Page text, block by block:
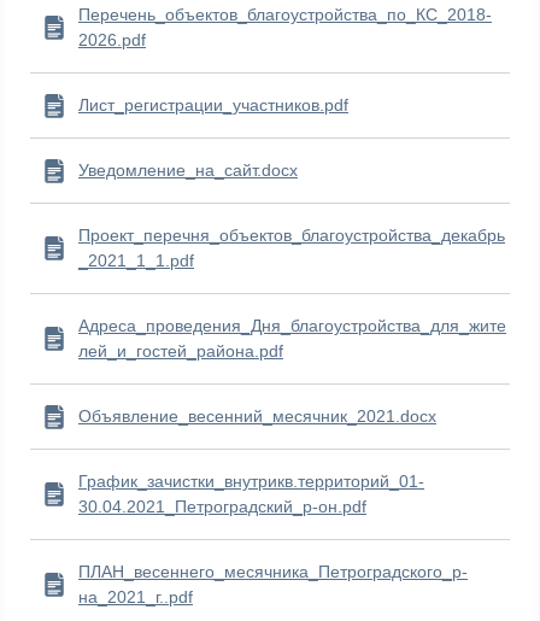
Перечень_объектов_благоустройства_по_КС_2018-
2026.pdf
Лист_регистрации_участников.pdf
Уведомление_на_сайт.docx
Проект_перечня_объектов_благоустройства_декабрь
_2021_1_1.pdf
Адреса_проведения_Дня_благоустройства_для_жите
лей_и_гостей_района.pdf
Объявление_весенний_месячник_2021.docx
График_зачистки_внутрикв.территорий_01-
30.04.2021_Петроградский_р-он.pdf
ПЛАН_весеннего_месячника_Петроградского_р-
на_2021_г..pdf